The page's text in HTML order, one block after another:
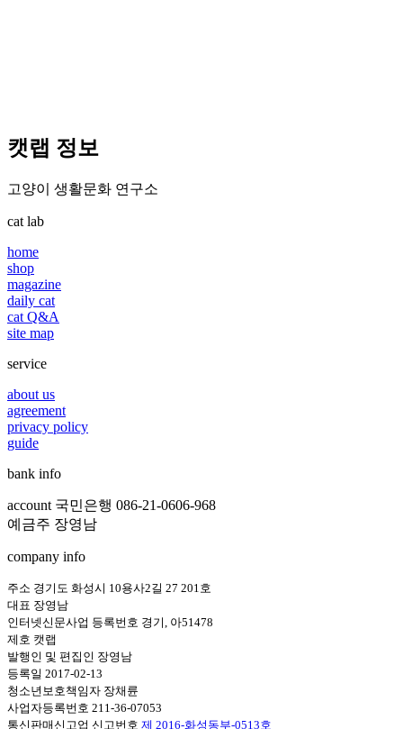
캣랩 정보
고양이 생활문화 연구소
cat lab
home
shop
magazine
daily cat
cat Q&A
site map
service
about us
agreement
privacy policy
guide
bank info
account 국민은행 086-21-0606-968
예금주 장영남
company info
주소 경기도 화성시 10용사2길 27 201호
대표 장영남
인터넷신문사업 등록번호 경기, 아51478
제호 캣랩
발행인 및 편집인 장영남
등록일 2017-02-13
청소년보호책임자 장채륜
사업자등록번호 211-36-07053
통신판매신고업 신고번호 제 2016-화성동부-0513호